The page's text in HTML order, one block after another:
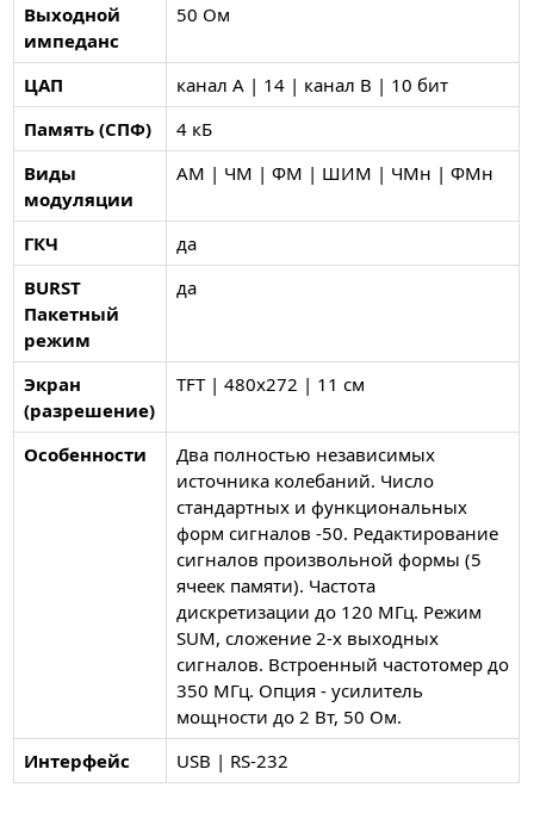
Выходной
импеданс
50 Ом
ЦАП
канал A | 14 | канал B | 10 бит
Память (СПФ)
4 кБ
Виды
модуляции
АМ | ЧМ | ФМ | ШИМ | ЧМн | ФМн
ГКЧ
да
BURST
Пакетный
режим
да
Экран
(разрешение)
TFT | 480х272 | 11 см
Особенности
Два полностью независимых
источника колебаний. Число
стандартных и функциональных
форм сигналов -50. Редактирование
сигналов произвольной формы (5
ячеек памяти). Частота
дискретизации до 120 МГц. Режим
SUM, сложение 2-х выходных
сигналов. Встроенный частотомер до
350 МГц. Опция - усилитель
мощности до 2 Вт, 50 Ом.
Интерфейс
USB | RS-232